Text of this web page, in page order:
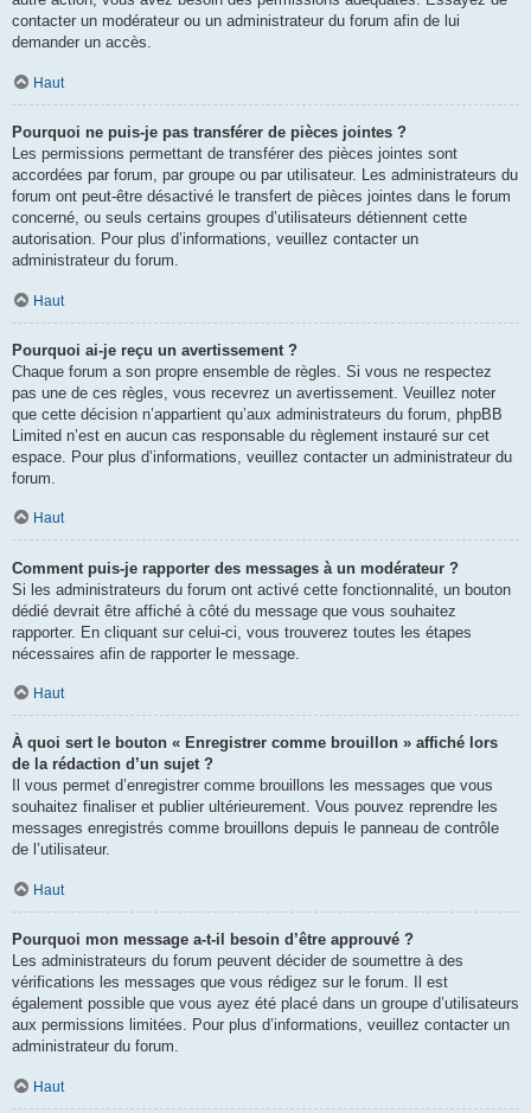
contacter un modérateur ou un administrateur du forum afin de lui
demander un accès.
Haut
Pourquoi ne puis-je pas transférer de pièces jointes ?
Les permissions permettant de transférer des pièces jointes sont
accordées par forum, par groupe ou par utilisateur. Les administrateurs du
forum ont peut-être désactivé le transfert de pièces jointes dans le forum
concerné, ou seuls certains groupes d’utilisateurs détiennent cette
autorisation. Pour plus d’informations, veuillez contacter un
administrateur du forum.
Haut
Pourquoi ai-je reçu un avertissement ?
Chaque forum a son propre ensemble de règles. Si vous ne respectez
pas une de ces règles, vous recevrez un avertissement. Veuillez noter
que cette décision n’appartient qu’aux administrateurs du forum, phpBB
Limited n’est en aucun cas responsable du règlement instauré sur cet
espace. Pour plus d’informations, veuillez contacter un administrateur du
forum.
Haut
Comment puis-je rapporter des messages à un modérateur ?
Si les administrateurs du forum ont activé cette fonctionnalité, un bouton
dédié devrait être affiché à côté du message que vous souhaitez
rapporter. En cliquant sur celui-ci, vous trouverez toutes les étapes
nécessaires afin de rapporter le message.
Haut
À quoi sert le bouton « Enregistrer comme brouillon » affiché lors
de la rédaction d’un sujet ?
Il vous permet d’enregistrer comme brouillons les messages que vous
souhaitez finaliser et publier ultérieurement. Vous pouvez reprendre les
messages enregistrés comme brouillons depuis le panneau de contrôle
de l’utilisateur.
Haut
Pourquoi mon message a-t-il besoin d’être approuvé ?
Les administrateurs du forum peuvent décider de soumettre à des
vérifications les messages que vous rédigez sur le forum. Il est
également possible que vous ayez été placé dans un groupe d’utilisateurs
aux permissions limitées. Pour plus d’informations, veuillez contacter un
administrateur du forum.
Haut